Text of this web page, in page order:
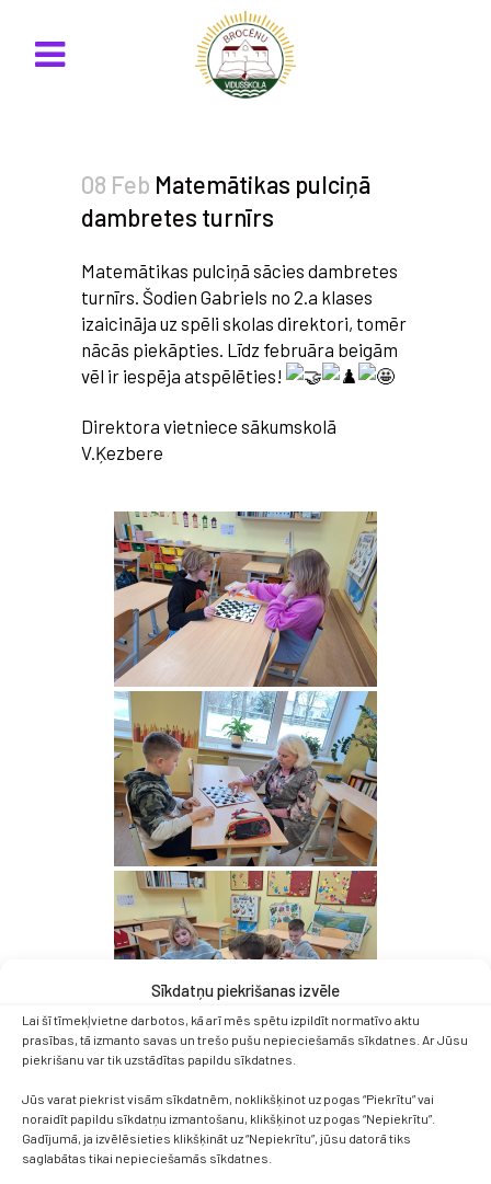
Sīkdatņu piekrišanas izvēle
Lai šī tīmekļvietne darbotos, kā arī mēs spētu izpildīt normatīvo aktu
prasības, tā izmanto savas un trešo pušu nepieciešamās sīkdatnes. Ar Jūsu
piekrišanu var tik uzstādītas papildu sīkdatnes.
Jūs varat piekrist visām sīkdatnēm, noklikšķinot uz pogas “Piekrītu” vai
noraidīt papildu sīkdatņu izmantošanu, klikšķinot uz pogas “Nepiekrītu”.
Gadījumā, ja izvēlēsieties klikšķināt uz “Nepiekrītu”, jūsu datorā tiks
saglabātas tikai nepieciešamās sīkdatnes.
08 Feb Matemātikas pulciņā
dambretes turnīrs
Matemātikas pulciņā sācies dambretes
turnīrs. Šodien Gabriels no 2.a klases
izaicināja uz spēli skolas direktori, tomēr
nācās piekāpties. Līdz februāra beigām
vēl ir iespēja atspēlēties!
Direktora vietniece sākumskolā
V.Ķezbere